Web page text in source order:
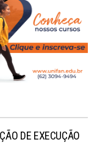
DE EXECUÇÃO